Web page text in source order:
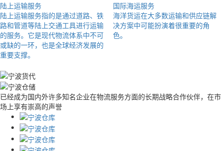
陆上运输服务
陆上运输服务指的是通过道路、铁
路和管道等陆上交通工具进行运输
的服务。它是现代物流体系中不可
或缺的一环，也是全球经济发展的
重要支撑。
国际海运服务
海洋货运在大多数运输和供应链解
决方案中可能扮演着很重要的角
色。
已经成为国内外许多知名企业在物流服务方面的长期战略合作伙伴，在市
场上享有崇高的声誉